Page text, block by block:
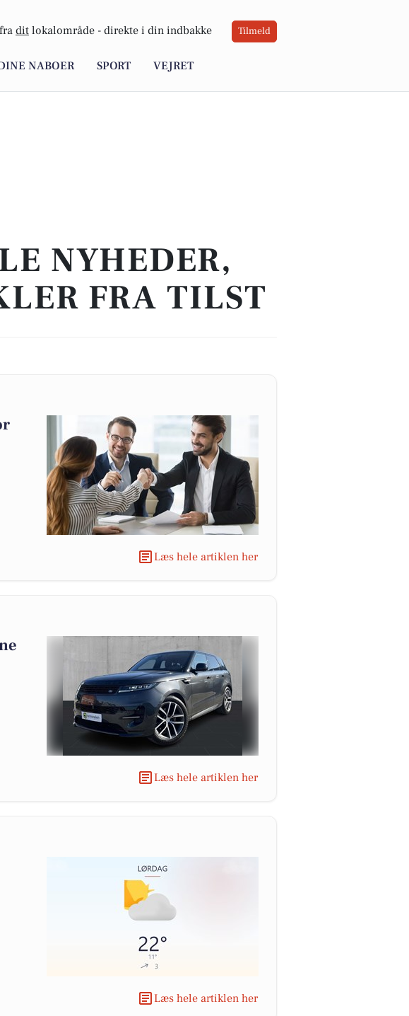
dit lokalområde - direkte i din indbakke Tilmeld
NABOER SPORT VEJRET
NYHEDER,
FRA TILST
Læs hele artiklen her
Læs hele artiklen her
Læs hele artiklen her